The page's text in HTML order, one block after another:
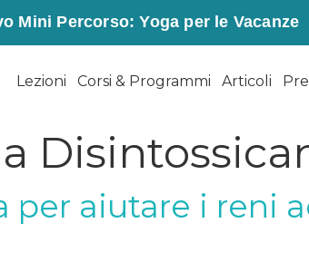
Mini Percorso: Yoga per le Vacanze
Lezioni Corsi & Programmi Articoli
per aiutare i reni